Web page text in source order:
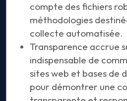
compte des fichiers
méthodologies
collecte automatisée.
Transparence accrue
indispensable de
sites web et bases de
pour démontrer une